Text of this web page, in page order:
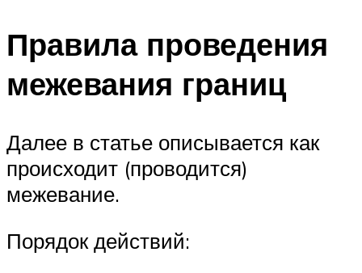
Правила проведения
межевания границ
Далее в статье описывается как
происходит (проводится)
межевание.
Порядок действий: